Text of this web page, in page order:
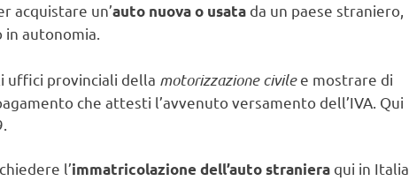
acquistare un’auto nuova o usata da un paese straniero,
in autonomia.
uffici provinciali della motorizzazione civilee mostrare di
che attesti l’avvenuto versamento dell’IVA. Qui
l’immatricolazione dell’auto straniera qui in Italia